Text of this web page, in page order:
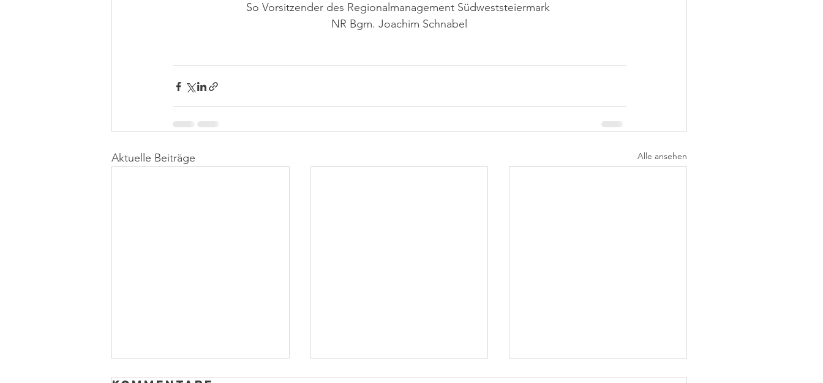
So Vorsitzender des Regionalmanagement Südweststeiermark
NR Bgm. Joachim Schnabel
Aktuelle Beiträge Alle ansehen